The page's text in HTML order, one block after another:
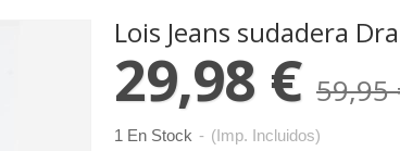
Lois Jeans sudadera
29,98 € 59,95
1 En Stock - (Imp. Incluidos)